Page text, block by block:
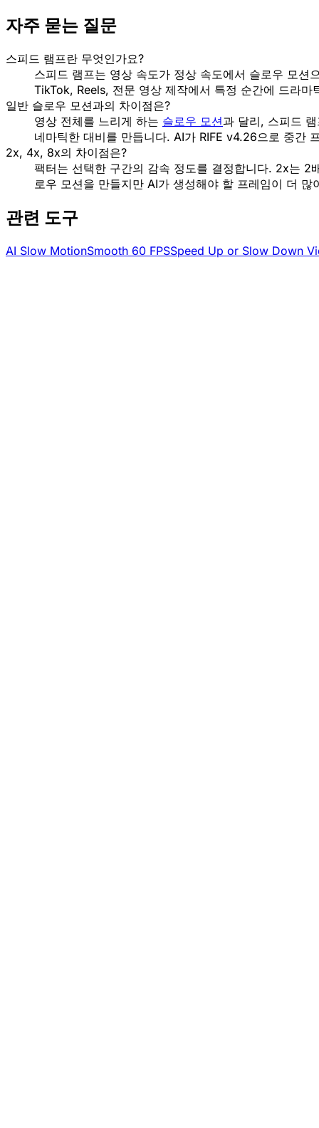
자주 묻는 질문
스피드 램프란 무엇인가요?
스피드 램프는 영상 속도가 정상 속도에서 슬로우 모
TikTok, Reels, 전문 영상 제작에서 특정 순간에 드라마
일반 슬로우 모션과의 차이점은?
영상 전체를 느리게 하는 슬로우 모션과 달리, 스피드
네마틱한 대비를 만듭니다. AI가 RIFE v4.26으로 중간
2x, 4x, 8x의 차이점은?
팩터는 선택한 구간의 감속 정도를 결정합니다. 2x는
로우 모션을 만들지만 AI가 생성해야 할 프레임이 더
관련 도구
AI Slow MotionSmooth 60 FPSSpeed Up or Slow Down